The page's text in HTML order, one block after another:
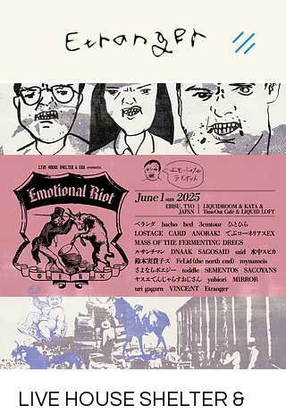
LIVE HOUSE SHELTER &